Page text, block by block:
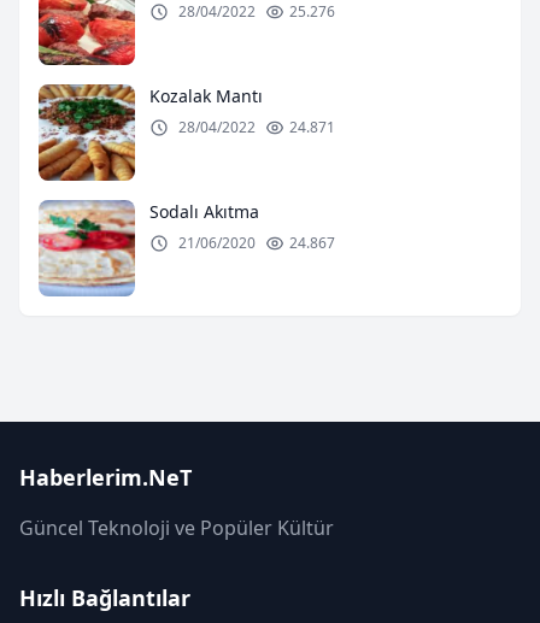
28/04/2022 25.276
Kozalak Mantı
28/04/2022 24.871
Sodalı Akıtma
21/06/2020 24.867
Haberlerim.NeT
Güncel Teknoloji ve Popüler Kültür
Hızlı Bağlantılar